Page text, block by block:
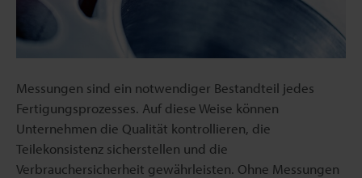
Messungen sind ein notwendiger Bestandteil jedes
Fertigungsprozesses. Auf diese Weise können
Unternehmen die Qualität kontrollieren, die
Teilekonsistenz sicherstellen und die
Verbrauchersicherheit gewährleisten. Ohne Messungen